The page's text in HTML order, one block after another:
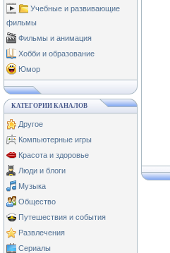
Учебные и развивающие
фильмы
Фильмы и анимация
Хобби и образование
Юмор
КАТЕГОРИИ КАНАЛОВ
Другое
Компьютерные игры
Красота и здоровье
Люди и блоги
Музыка
Общество
Путешествия и события
Развлечения
Сериалы